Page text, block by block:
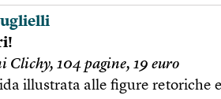
Clichy, 104 pagine, 19 euro
illustrata alle figure retoriche